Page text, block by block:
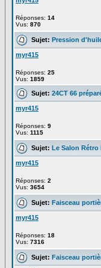
Réponses: 14
Vus: 870
Sujet: Pression
myr415
Réponses: 25
Vus: 1859
Sujet: 24CT 66
myr415
Réponses: 9
Vus: 1115
Sujet: Le Salon Rétro
myr415
Réponses: 2
Vus: 3654
Sujet: Faisceau
myr415
Réponses: 18
Vus: 7316
Sujet: Faisceau